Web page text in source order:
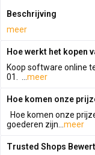
Beschrijving
meer
Hoe werkt het kopen
Koop software online
01. ... meer
Hoe komen onze
Hoe komen onze
goederen zijn... meer
Trusted Shops